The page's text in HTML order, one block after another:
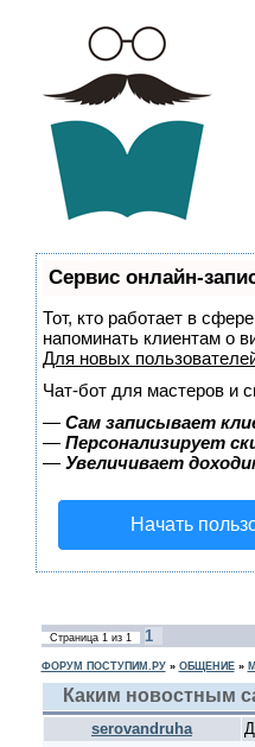
Сервис онлайн-
Тот, кто работает в
напоминать клиентам о
Для новых
Чат-бот для мастеров и
— Сам записывает
— Персонализирует
— Увеличивает
Начать
Страница 1из 1 1
ФОРУМ ПОСТУПИМ.РУ» ОБЩЕНИЕ»
Каким новостным
serovandruha